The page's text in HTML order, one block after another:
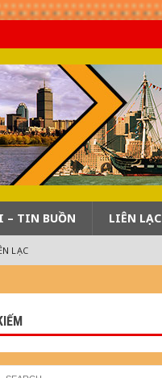
– TIN BUỒN LIÊN LẠC
LẠC